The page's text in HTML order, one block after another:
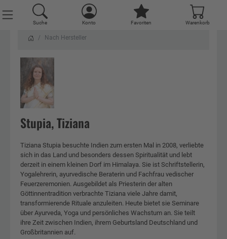
Suche Konto Favoriten Warenkorb
Nach Hersteller
Stupia, Tiziana
Tiziana Stupia besuchte Indien zum ersten Mal in 2008, verliebte
sich in das Land und besonders dessen Spiritualität und lebt
derzeit in einem kleinen Dorf im Himalaya. Sie ist Schriftstellerin,
Yogalehrerin, ayurvedische Beraterin und Fachfrau vedischer
Feuerzeremonien. Ausgebildet als Priesterin der alten
Göttinnentradition verbrachte Tiziana viele Jahre damit,
transformierende Rituale anzuleiten. Heute bietet sie Seminare
über Ayurveda, Yoga und persönliches Wachstum an. Sie teilt
ihre Zeit zwischen Indien, ihrem Geburtsland Deutschland und
Großbritannien auf.